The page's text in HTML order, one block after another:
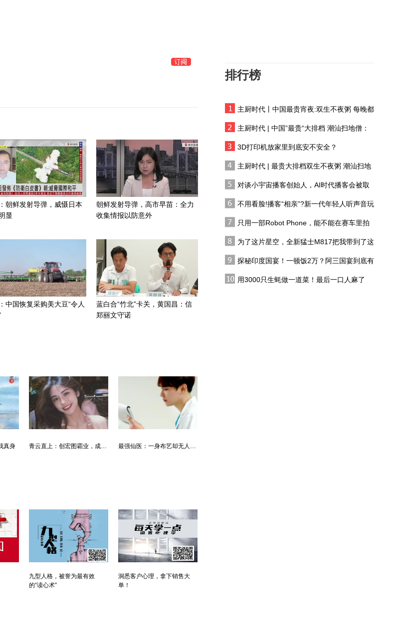
短视频｜“此刻，新疆”全
篇（阿克苏站） “这个夏
天 相约新疆”活动启动
【甘快看】祁连灵根 甘
山河有韵大地成诗 奔赴
之处皆是风景
【甘快看】青春华章 丝
上的追光者
在敦煌，我遇见了“时间的
朝鲜发射导弹，威慑日本
显
朝鲜发射导弹，高市早苗：全力
收集情报以防意外
中国恢复采购美大豆“令人
蓝白合“竹北”卡关，黄国昌：信
郑丽文守诺
真身 青云直上：创宏图霸业，成人生赢家 最强仙医：一身布艺却无人不识
九型人格，被誉为最有效
的“读心术”
洞悉客户心理，拿下销售大
单！
排行榜
主厨时代丨中国最贵宵夜:双生不夜粥 每晚都
主厨时代 | 中国”最贵“大排档 潮汕扫地僧：
3D打印机放家里到底安不安全？
主厨时代 | 最贵大排档双生不夜粥 潮汕扫地
对谈小宇宙播客创始人，AI时代播客会被取
不用看脸!播客“相亲”?新一代年轻人听声音玩
只用一部Robot Phone，能不能在赛车里拍
为了这片星空，全新猛士M817把我带到了这
探秘印度国宴！一顿饭2万？阿三国宴到底有
用3000只生蚝做一道菜！最后一口人麻了